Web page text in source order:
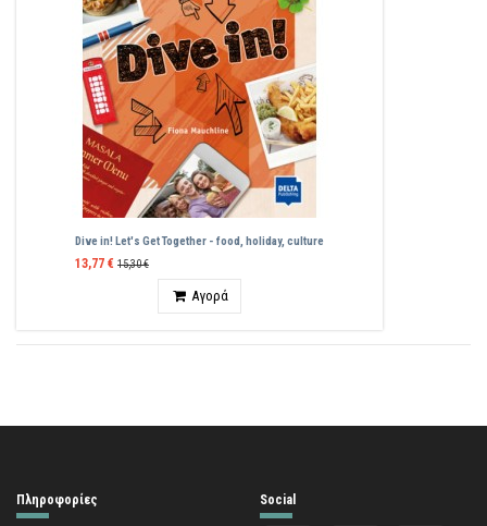
Dive in! Let's Get Together - food, holiday, culture
13,77 € 15,30 €
Ποσότητα
Αγορά
Πληροφορίες Social